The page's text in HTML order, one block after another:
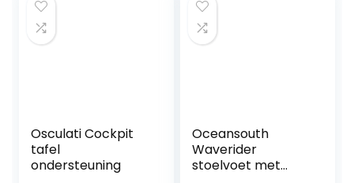
Osculati Cockpit
tafel
ondersteuning
Oceansouth
Waverider
stoelvoet met